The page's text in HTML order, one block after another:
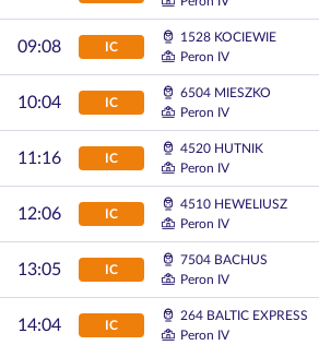
09:08 IC
1528 KOCIEWIE
Peron IV
10:04 IC
6504 MIESZKO
Peron IV
11:16 IC
4520 HUTNIK
Peron IV
12:06 IC
4510 HEWELIUSZ
Peron IV
13:05 IC
7504 BACHUS
Peron IV
14:04 IC
264 BALTIC EXPRESS
Peron IV